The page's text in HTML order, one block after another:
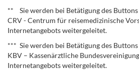
** Sie werden bei Betätigung des Buttons
CRV - Centrum für reisemedizinische
Internetangebots weitergeleitet.
*** Sie werden bei Betätigung des
KBV – Kassenärztliche
Internetangebots weitergeleitet.